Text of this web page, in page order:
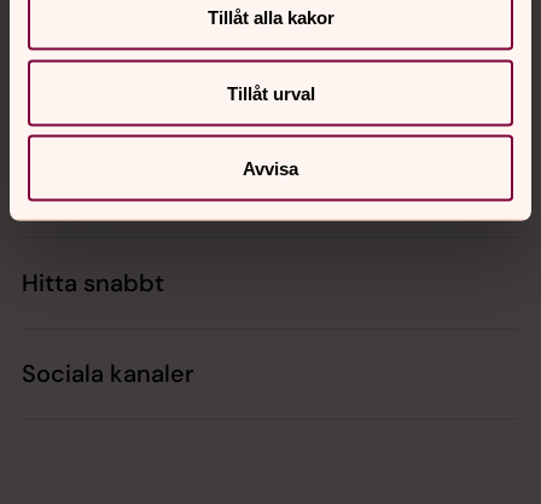
Tillåt alla kakor
Tillåt urval
Avvisa
Kalender
Hitta snabbt
Sociala kanaler